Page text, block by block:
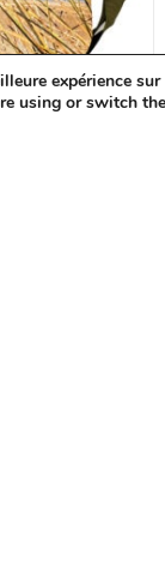
expérience
using or switch